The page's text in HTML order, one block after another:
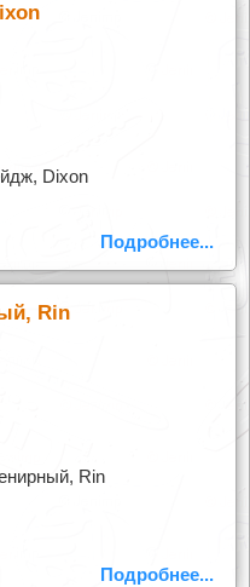
Dixon
Подробнее...
Rin
Rin
Подробнее...